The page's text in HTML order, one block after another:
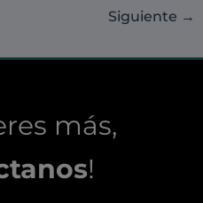
Siguiente →
más,
!